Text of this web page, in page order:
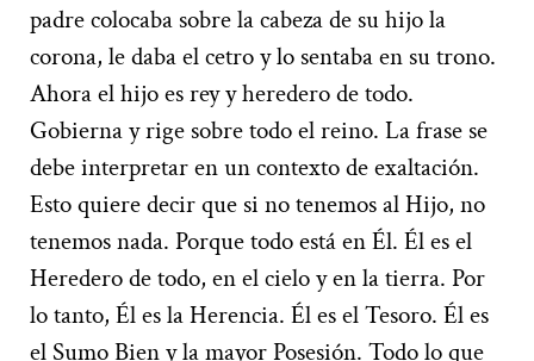
padre colocaba sobre la cabeza de su hijo la
corona, le daba el cetro y lo sentaba en su trono.
Ahora el hijo es rey y heredero de todo.
Gobierna y rige sobre todo el reino. La frase se
debe interpretar en un contexto de exaltación.
Esto quiere decir que si no tenemos al Hijo, no
tenemos nada. Porque todo está en Él. Él es el
Heredero de todo, en el cielo y en la tierra. Por
lo tanto, Él es la Herencia. Él es el Tesoro. Él es
el Sumo Bien y la mayor Posesión. Todo lo que